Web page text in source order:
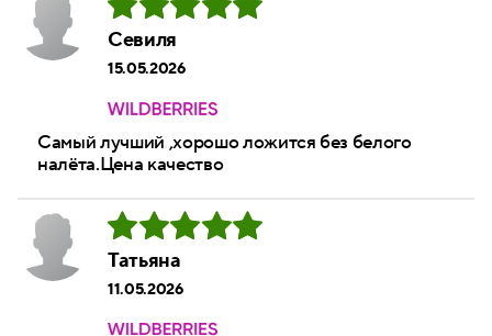
Севиля
15.05.2026
Самый лучший ,хорошо ложится без белого
налёта.Цена качество
Татьяна
11.05.2026